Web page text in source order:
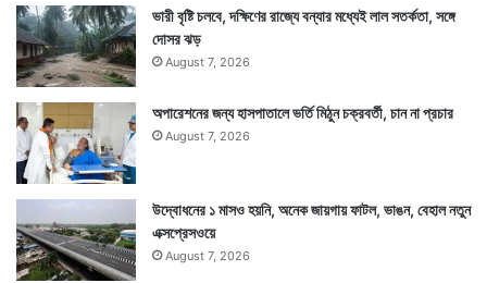
ভারী বৃষ্টি চলবে, দক্ষিণের রাজ্যে বন্যার মধ্যেই লাল সতর্কতা, সঙ্গে
দোসর ঝড়
August 7, 2026
অপারেশনের জন্য হাসপাতালে ভর্তি মিঠুন চক্রবর্তী, চান না প্রচার
August 7, 2026
উদ্বোধনের ১ মাসও হয়নি, অনেক জায়গায় ফাটল, ভাঙন, বেহাল নতুন
এক্সপ্রেসওয়ে
August 7, 2026